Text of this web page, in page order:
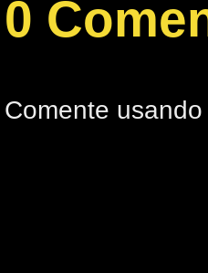
0
Comente